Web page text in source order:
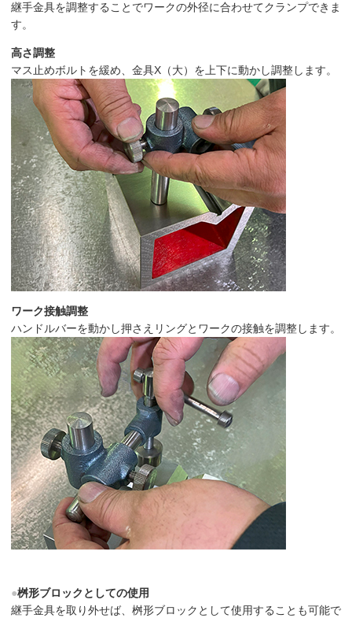
継手金具を調整することでワークの外径に合わせてクランプできま
す。
高さ調整
マス止めボルトを緩め、金具X（大）を上下に動かし調整します。
ワーク接触調整
ハンドルバーを動かし押さえリングとワークの接触を調整します。
●桝形ブロックとしての使用
継手金具を取り外せば、桝形ブロックとして使用することも可能で